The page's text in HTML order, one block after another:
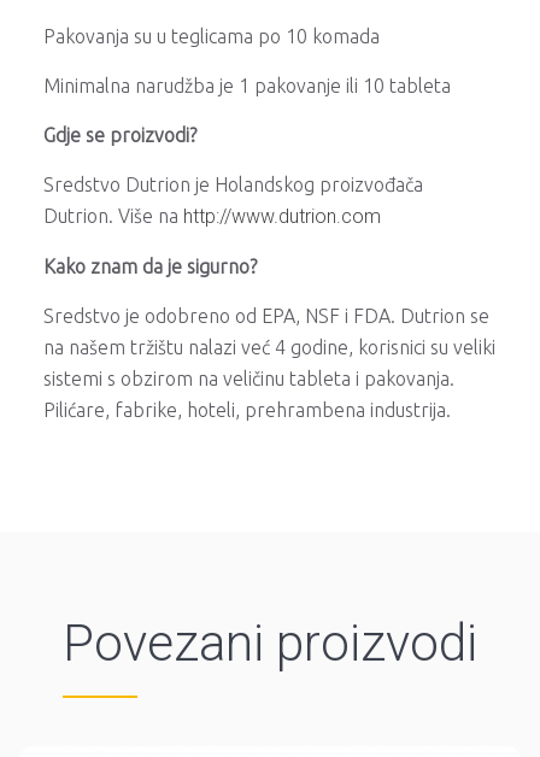
Pakovanja su u teglicama po 10 komada
Minimalna narudžba je 1 pakovanje ili 10 tableta
Gdje se proizvodi?
Sredstvo Dutrion je Holandskog proizvođača
Dutrion. Više na http://www.dutrion.com
Kako znam da je sigurno?
Sredstvo je odobreno od EPA, NSF i FDA. Dutrion se
na našem tržištu nalazi već 4 godine, korisnici su veliki
sistemi s obzirom na veličinu tableta i pakovanja.
Pilićare, fabrike, hoteli, prehrambena industrija.
Povezani proizvodi